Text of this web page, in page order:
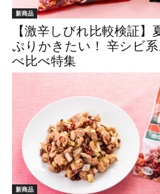
新商品
【激辛しびれ比較検証】
ぷりかきたい！ 辛シビ
べ比べ特集
新商品